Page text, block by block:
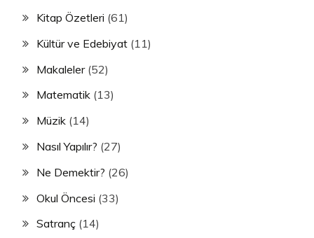
Kitap Özetleri (61)
Kültür ve Edebiyat (11)
Makaleler(52)
Matematik (13)
Müzik (14)
Nasıl Yapılır? (27)
Ne Demektir? (26)
Okul Öncesi (33)
Satranç (14)